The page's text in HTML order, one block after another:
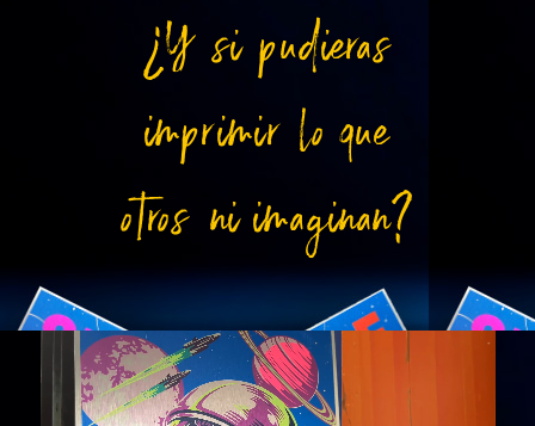
verano?
Descubre merchandising, PLV, soportes
promocionales y mucho más
Descubrir posibilidades
¿Y si pudieras
imprimir lo que
otros ni imaginan?